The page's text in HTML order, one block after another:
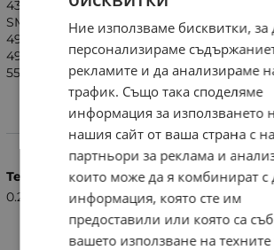
43UH610V,43UH661V,4K,ULTRA
SMART
55UH661V,60UH605V,65UH661V.
Тегло (кг.)
0.25
Ние използваме бисквитки, за
персонализираме
рекламите и да анализираме
трафик. Също така споделяме
информация за използването
нашия сайт от ваша страна с
партньори за реклама и
които може да я комбинират с
информация, която сте им
предоставили или която са
вашето използване на техните